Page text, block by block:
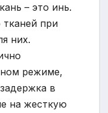
– это инь.
тканей при
них.
режиме,
в
на жесткую